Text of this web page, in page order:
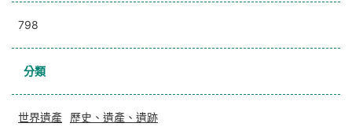
798
分類
世界遺產 歷史、遺產、遺跡